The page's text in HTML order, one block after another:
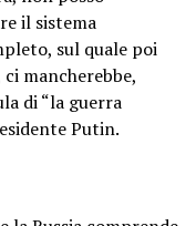
il sistema
sul quale poi
mancherebbe,
di “la guerra
Putin.